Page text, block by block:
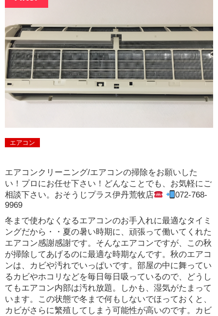
エアコン
エアコンクリーニング/エアコンの掃除をお願いした
い！プロにお任せ下さい！どんなことでも、お気軽にご
相談下さい。おそうじプラス伊丹荒牧店
072-768-
9969
冬まで使わなくなるエアコンのお手入れに最適なタイミ
ングだから・・夏の暑い時期に、頑張って働いてくれた
エアコン感謝感謝です。そんなエアコンですが、この秋
が掃除してあげるのに最適な時期なんです。秋のエアコ
ンは、カビや汚れでいっぱいです。部屋の中に舞ってい
るカビやホコリなどを毎日毎日吸っているので、どうし
てもエアコン内部は汚れ放題。しかも、湿気がたまって
います。この状態で冬まで何もしないでほっておくと、
カビがさらに繁殖してしまう可能性が高いのです。カビ